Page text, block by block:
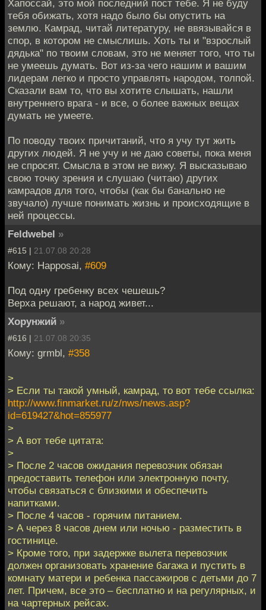
Хапоссай, это мой последний пост тебе. Я не буду
тебя обижать, хотя надо было бы опустить на
землю. Камрад, читай литературу, не ввязывайся в
спор, в котором не смыслишь. Хоть ты и "взрослый
дядька" по твоим словам, это не меняет того, что ты
не умеешь думать. Вот из-за чего нашим и вашим
лидерам легко и просто управлять народом, толпой.
Сказали вам то, что вы хотите слышать, нашли
внутреннего врага - и все, о более важных вещах
думать не умеете.
По поводу твоих причитаний, что я учу тут жить
других людей. Я не учу и не даю советы, пока меня
не спросят. Смысла в этом не вижу. Я высказываю
свою точку зрения и слушаю (читаю) других
камрадов для того, чтобы (как бы банально не
звучало) лучше понимать жизнь и происходящие в
ней процессы.
Feldwebel »
#615 | 21.07.08 20:28
Кому: Happosai, #609
Под одну гребенку всех чешешь?
Верха решают, а народ живет...
Хорунжий »
#616 | 21.07.08 20:35
Кому: grmbl, #358
>
> Если ты такой умный, камрад, то вот тебе ссылка:
http://www.finmarket.ru/z/nws/news.asp?
id=619427&hot=855977
>
> А вот тебе цитата:
>
> После 2 часов ожидания перевозчик обязан
предоставить телефон или электронную почту,
чтобы связаться с близкими и обеспечить
напитками.
> После 4 часов - горячим питанием.
> А через 8 часов днем или ночью - разместить в
гостинице.
> Кроме того, при задержке вылета перевозчик
должен организовать хранение багажа и пустить в
комнату матери и ребенка пассажиров с детьми до 7
лет. Причем, все это – бесплатно и на регулярных, и
на чартерных рейсах.